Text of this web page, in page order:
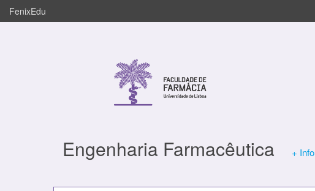
FenixEdu
Engenharia Farmacêutica + Info